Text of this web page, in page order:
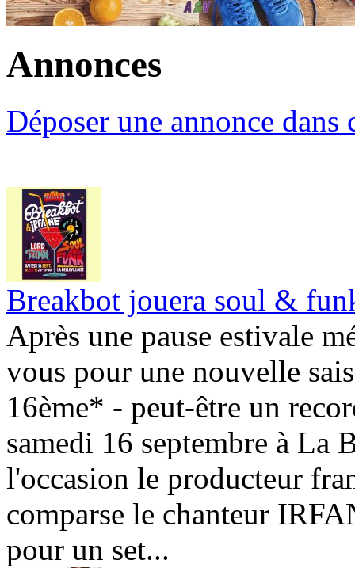
Annonces
Déposer une annonce dans
Breakbot jouera soul &
Après une pause estivale
vous pour une nouvelle
16ème* - peut-être un
samedi 16 septembre à
l'occasion le producteur
comparse le chanteur
pour un set...